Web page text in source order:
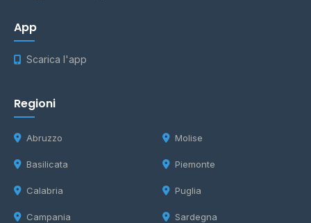
App
Scarica l'app
Regioni
Abruzzo
Basilicata
Calabria
Campania
Molise
Piemonte
Puglia
Sardegna